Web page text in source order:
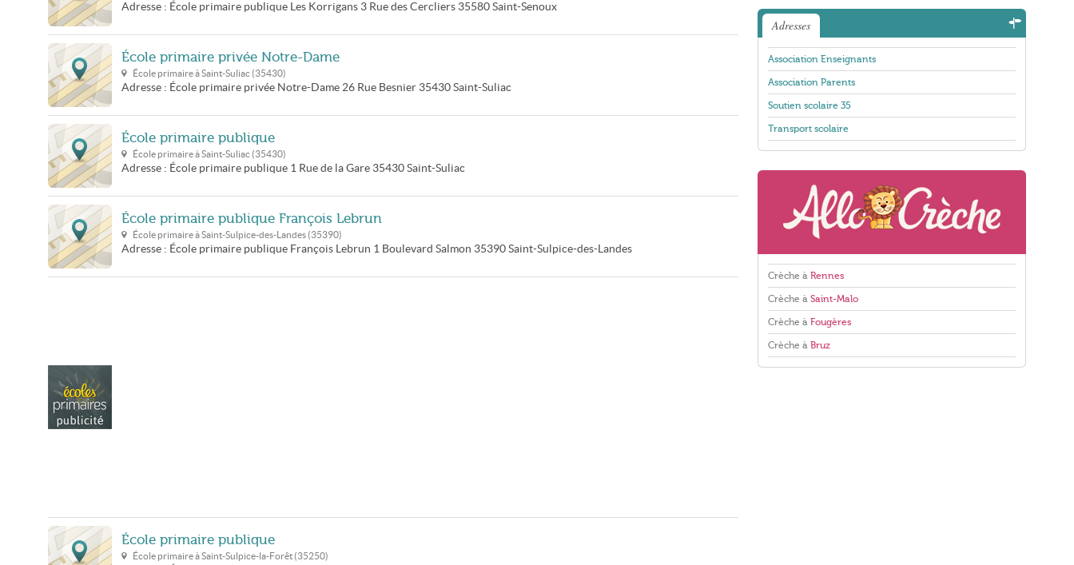
Adresse : École primaire publique Les Korrigans 3 Rue des Cercliers 35580 Saint-Senoux
École primaire privée Notre-Dame
École primaire àSaint-Suliac (35430)
Adresse : École primaire privée Notre-Dame 26 Rue Besnier 35430 Saint-Suliac
École primaire publique
École primaire àSaint-Suliac (35430)
Adresse : École primaire publique 1 Rue de la Gare 35430 Saint-Suliac
École primaire publique François Lebrun
École primaire àSaint-Sulpice-des-Landes (35390)
Adresse : École primaire publique François Lebrun 1 Boulevard Salmon 35390 Saint-Sulpice-des-Landes
École primaire publique
École primaire àSaint-Sulpice-la-Forêt (35250)
Adresses
Association Enseignants
Association Parents
Soutien scolaire 35
Transport scolaire
Crèche à Rennes
Crèche à Saint-Malo
Crèche à Fougères
Crèche à Bruz